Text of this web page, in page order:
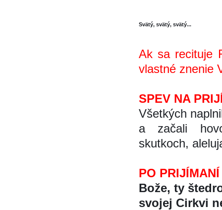
Svätý, svätý, svätý...
Ak sa recituje
vlastné znenie
SPEV NA
Všetkých
a začali
skutkoch,
PO PRIJÍMANÍ
Bože, ty
svojej Cirkvi